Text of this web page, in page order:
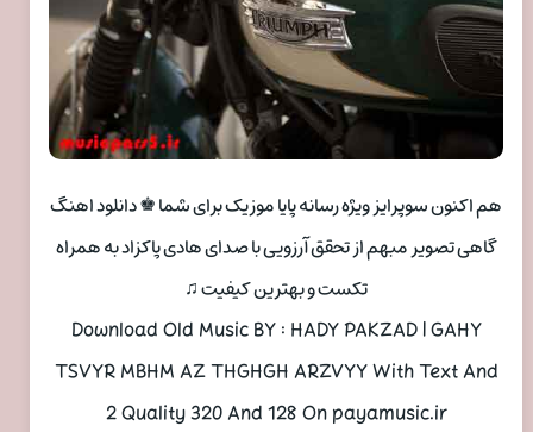
هم اکنون سوپرایز ویژه رسانه پایا موزیک برای شما ♚ دانلود اهنگ
گاهی تصویر مبهم از تحقق آرزویی با صدای هادی پاکزاد به همراه
تکست و بهترین کیفیت ♫
Download Old Music BY : HADY PAKZAD | GAHY
TSVYR MBHM AZ THGHGH ARZVYY With Text And
2 Quality 320 And 128 On payamusic.ir